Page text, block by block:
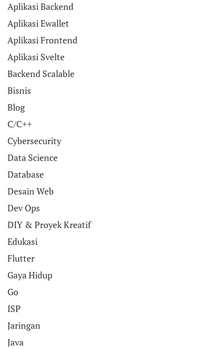
Aplikasi Backend
Aplikasi Ewallet
Aplikasi Frontend
Aplikasi Svelte
Backend Scalable
Bisnis
Blog
C/C++
Cybersecurity
Data Science
Database
Desain Web
Dev Ops
DIY & Proyek Kreatif
Edukasi
Flutter
Gaya Hidup
Go
ISP
Jaringan
Java